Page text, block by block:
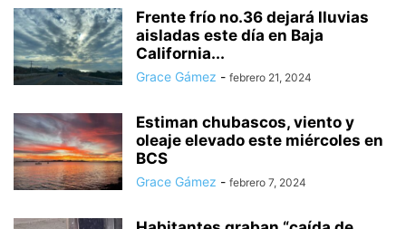
Frente frío no.36 dejará lluvias
aisladas este día en Baja
California...
Grace Gámez - febrero 21, 2024
Estiman chubascos, viento y
oleaje elevado este miércoles en
BCS
Grace Gámez - febrero 7, 2024